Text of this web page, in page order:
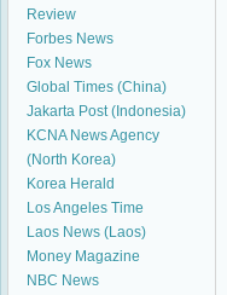
Review
Forbes News
Fox News
Global Times (China)
Jakarta Post (Indonesia)
KCNA News Agency
(North Korea)
Korea Herald
Los Angeles Time
Laos News (Laos)
Money Magazine
NBC News